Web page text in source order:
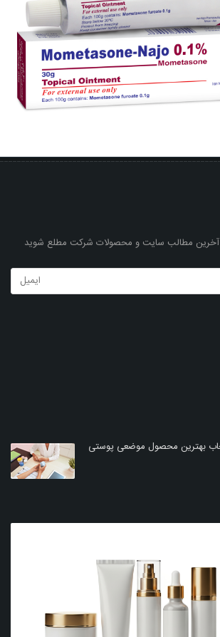
مومتازون- ناژو 0.1 %
آخرین مطالب سایت و محصولات شرکت مطلع شوید
بهترین محصول موضعی پوستی